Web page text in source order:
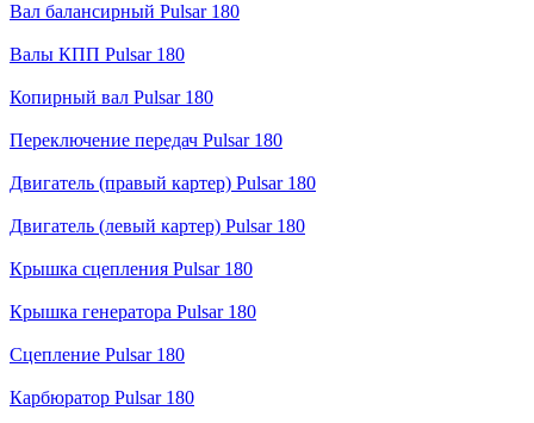
Вал балансирный Pulsar 180
Валы КПП Pulsar 180
Копирный вал Pulsar 180
Переключение передач Pulsar 180
Двигатель (правый картер) Pulsar 180
Двигатель (левый картер) Pulsar 180
Крышка сцепления Pulsar 180
Крышка генератора Pulsar 180
Сцепление Pulsar 180
Карбюратор Pulsar 180